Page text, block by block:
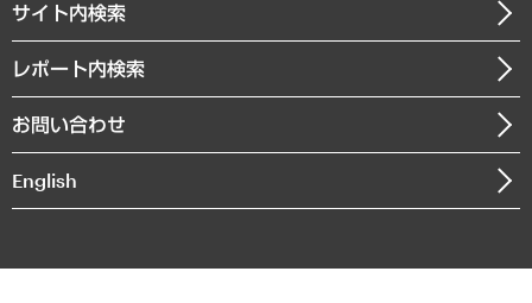
まちづくり・観光・交通・スポーツ・スマートシティ
自然資源・農林水産業・食料システム
メディア掲載・出演
沿革
組織図・本部部室紹介
インドネシア現地法人
個人情報保護方針
サイト内検索
レポート内検索
お問い合わせ
English